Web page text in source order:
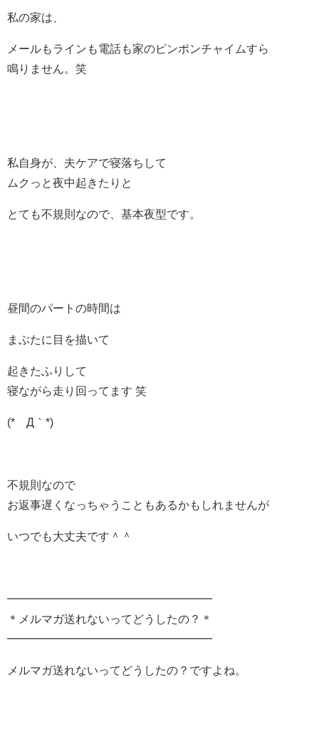
私の家は、
メールもラインも電話も家のピンポンチャイムすら
鳴りません。笑
私自身が、夫ケアで寝落ちして
ムクっと夜中起きたりと
とても不規則なので、基本夜型です。
昼間のパートの時間は
まぶたに目を描いて
起きたふりして
寝ながら走り回ってます 笑
(*´Д｀*)
不規則なので
お返事遅くなっちゃうこともあるかもしれませんが
いつでも大丈夫です＾＾
━━━━━━━━━━━━━━━━━━
＊メルマガ送れないってどうしたの？＊
━━━━━━━━━━━━━━━━━━
メルマガ送れないってどうしたの？ですよね。